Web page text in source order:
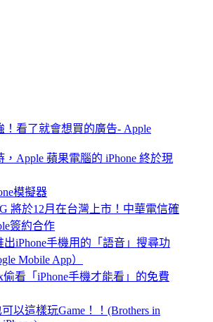
！看了就會想買的廣告- Apple
，Apple 蘋果電腦的 iPhone 終於現
模擬器
將於12月在台灣上市！中華電信確
簽約合作
出iPhone手機用的「語音」搜尋功
Mobile App）
偷看「iPhone手機才能看」的免費
可以這樣玩Game！！(Brothers in